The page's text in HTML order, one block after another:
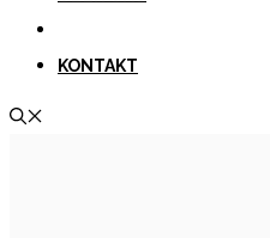
KONTAKT